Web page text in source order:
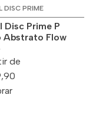
DISC PRIME
Disc Prime P
Abstrato Flow
de